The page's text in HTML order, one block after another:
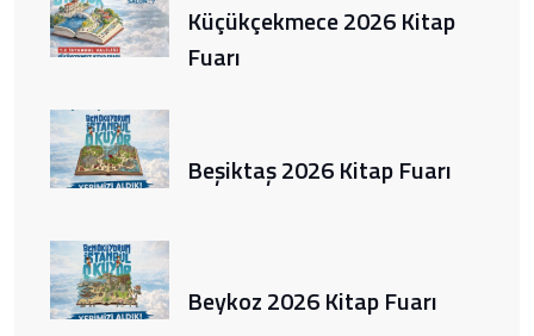
Küçükçekmece 2026 Kitap
Fuarı
Beşiktaş 2026 Kitap Fuarı
Beykoz 2026 Kitap Fuarı